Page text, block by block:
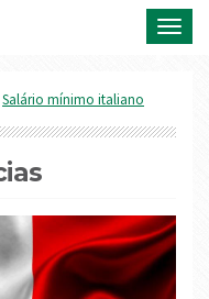
Salário mínimo italiano